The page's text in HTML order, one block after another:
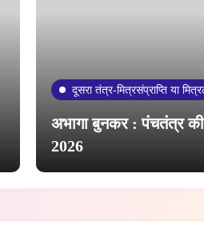
दूसरा तंत्र-मित्रसंप्राप्ति या
अभागा बुनकर : पंचतंत्र
2026